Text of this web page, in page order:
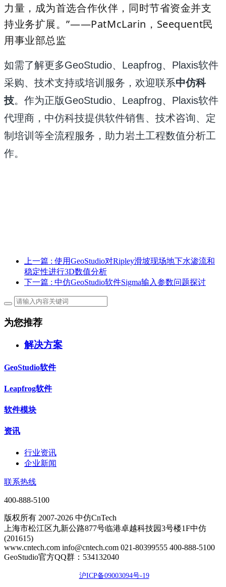
力量，成为首选合作伙伴，同时节省资金并支
持业务扩展。”——PatMcLarin，Seequent民
用事业部总监
如需了解更多GeoStudio、Leapfrog、Plaxis软件
采购、技术支持或培训服务，欢迎联系中仿科
技。作为正版GeoStudio、 Leapfrog、Plaxis软件
代理商，中仿科技提供软件销售、技术咨询、定
制培训等全流程服务，助力岩土工程数值分析工
作。
上一篇 : 使用GeoStudio对Ripley滑坡现场地下水渗流和
稳定性进行3D数值分析
下一篇 : 中仿GeoStudio软件Sigma输入参数问题探讨
为您推荐
解决方案
GeoStudio软件
Leapfrog软件
软件模块
资讯
行业资讯
企业新闻
联系热线
400-888-5100
版权所有 2007-2026 中仿CnTech
上海市松江区九新公路877号临港卓越科技园3号楼1F中仿
(201615)
www.cntech.com info@cntech.com 021-80399555 400-888-5100
GeoStudio官方QQ群：534132040
沪ICP备09003094号-19